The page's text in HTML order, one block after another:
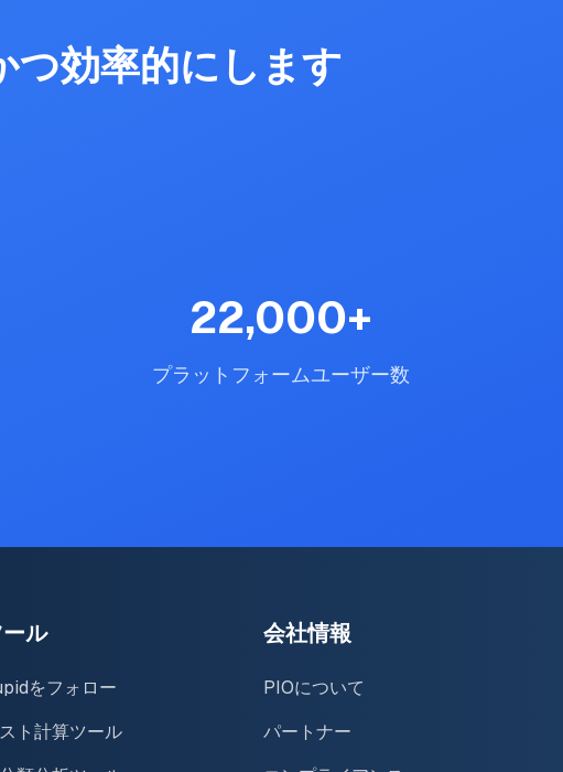
つ効率的にします
22,000+
プラットフォームユーザー数
ル
をフォロー
ト計算ツール
会社情報
PIOについて
パートナー